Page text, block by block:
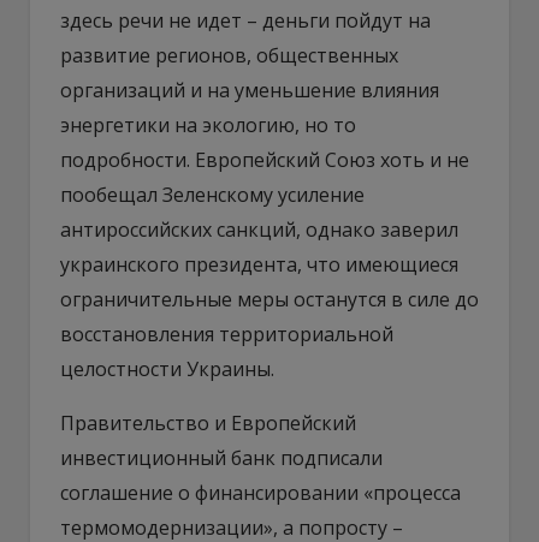
здесь речи не идет – деньги пойдут на
развитие регионов, общественных
организаций и на уменьшение влияния
энергетики на экологию, но то
подробности. Европейский Союз хоть и не
пообещал Зеленскому усиление
антироссийских санкций, однако заверил
украинского президента, что имеющиеся
ограничительные меры останутся в силе до
восстановления территориальной
целостности Украины.
Правительство и Европейский
инвестиционный банк подписали
соглашение о финансировании «процесса
термомодернизации», а попросту –